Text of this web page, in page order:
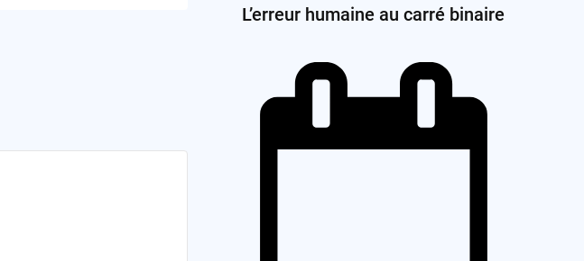
L’erreur humaine au carré binaire